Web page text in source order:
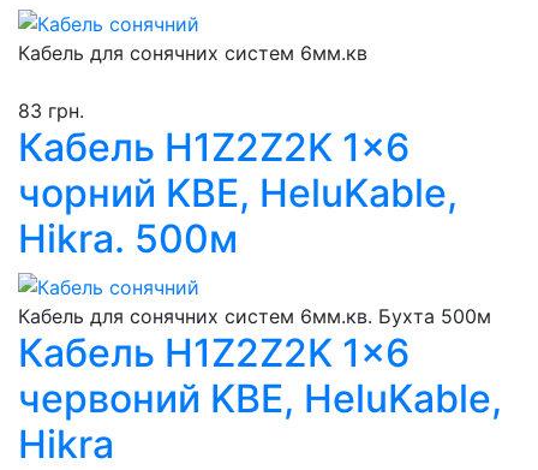
Кабель для сонячних систем 6мм.кв
83 грн.
Кабель H1Z2Z2K 1x6
чорний KBE, HeluKable,
Hikra. 500м
Кабель для сонячних систем 6мм.кв. Бухта 500м
Кабель H1Z2Z2K 1x6
червоний KBE, HeluKable,
Hikra